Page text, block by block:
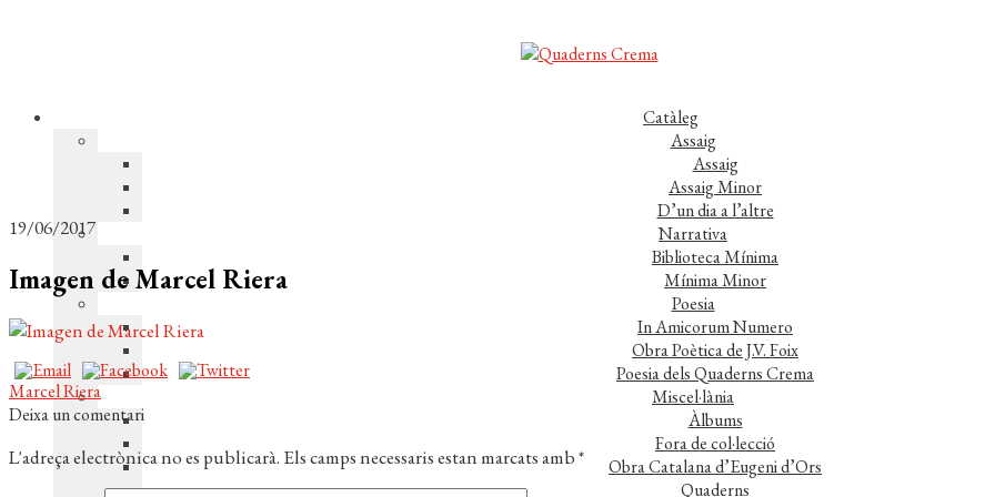
Catàleg
Assaig
Assaig
Assaig Minor
D’un dia a l’altre
Narrativa
Biblioteca Mínima
Mínima Minor
Poesia
In Amicorum Numero
Obra Poètica de J.V. Foix
Poesia dels Quaderns Crema
Miscel·lània
Àlbums
Fora de col·lecció
Obra Catalana d’Eugeni d’Ors
Quaderns
19/06/2017
Imagen de Marcel Riera
Navegació
d'entrades
Entrada
anterior:
Marcel Riera
Deixa un comentari
L'adreça electrònica no es publicarà. Els camps necessaris estan marcats amb*